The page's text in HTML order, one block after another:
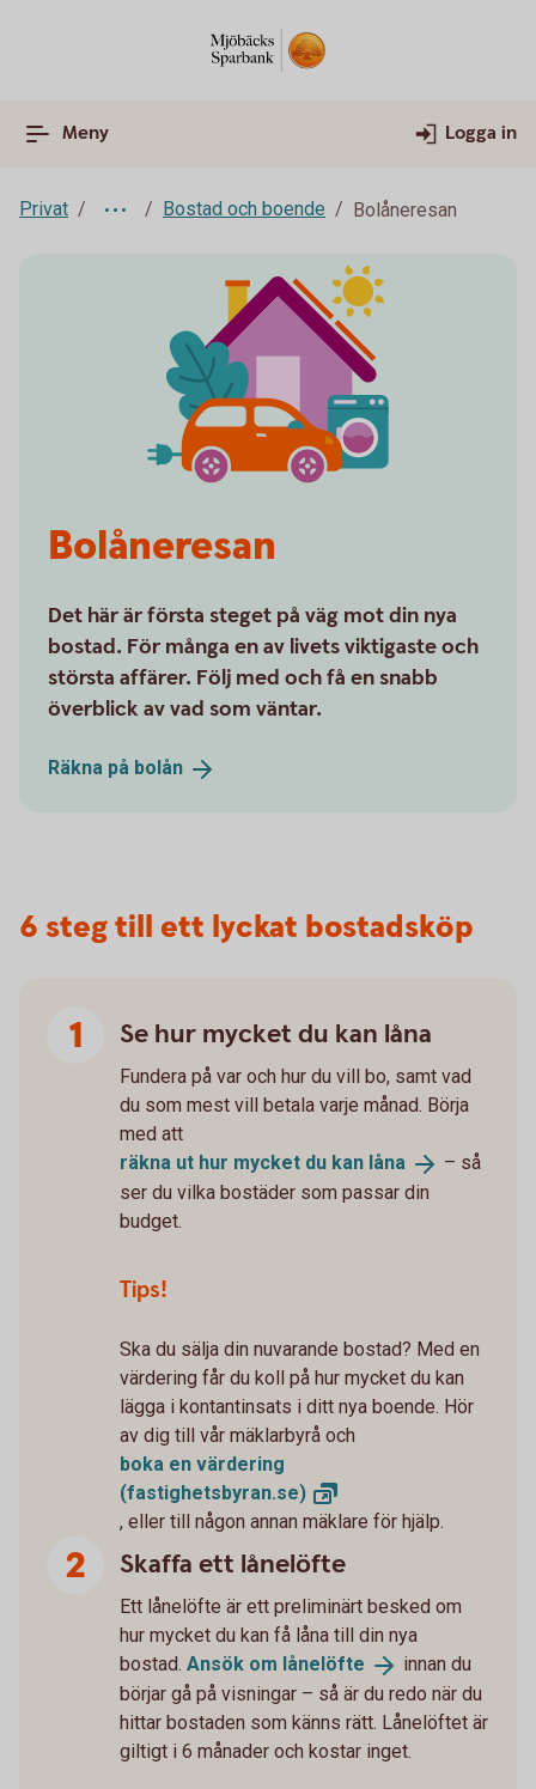
Meny Logga in
Privat Bostad och boende Bolåneresan
Bolåneresan
Det här är första steget på väg mot din nya
bostad. För många en av livets viktigaste och
största affärer. Följ med och få en snabb
överblick av vad som väntar.
Räkna på bolån
6 steg till ett lyckat bostadsköp
Se hur mycket du kan låna
Fundera på var och hur du vill bo, samt vad
du som mest vill betala varje månad. Börja
med att
räkna ut hur mycket du kan låna
– så
ser du vilka bostäder som passar din
budget.
Tips!
Ska du sälja din nuvarande bostad? Med en
värdering får du koll på hur mycket du kan
lägga i kontantinsats i ditt nya boende. Hör
av dig till vår mäklarbyrå och
boka en värdering
(fastighetsbyran.se)
, eller till någon annan mäklare för hjälp.
Skaffa ett lånelöfte
Ett lånelöfte är ett preliminärt besked om
hur mycket du kan få låna till din nya
bostad. Ansök om lånelöfte
innan du
börjar gå på visningar – så är du redo när du
hittar bostaden som känns rätt. Lånelöftet är
giltigt i 6 månader och kostar inget.